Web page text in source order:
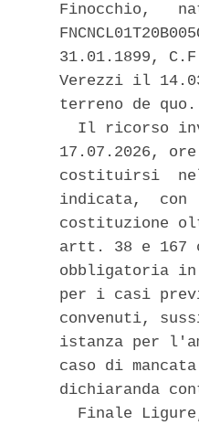
Finocchio,
31.01.1899,
Verezzi il
terreno de quo.
Il ricorso
17.07.2026,
costituirsi
indicata,  con
costituzione
artt. 38 e 167
obbligatoria
per i casi
convenuti,
istanza per
caso di
dichiaranda
Finale